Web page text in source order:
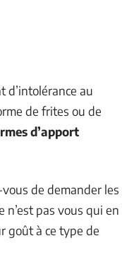
d’intolérance au
de frites ou de
d’apport
de demander les
pas vous qui en
goût à ce type de